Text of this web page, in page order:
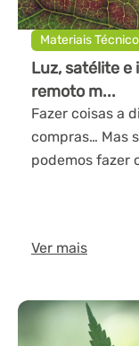
Materiais
Luz, satélite
remoto m...
Fazer coisas a
compras… Mas
podemos fazer
Ver mais